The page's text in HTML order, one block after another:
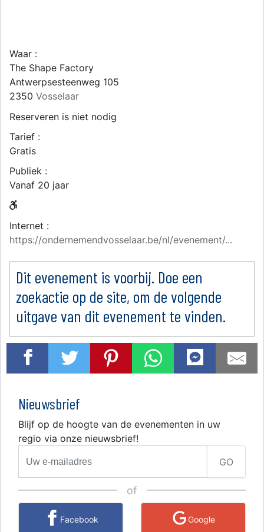
Waar :
The Shape Factory
Antwerpsesteenweg 105
2350 Vosselaar
Reserveren is niet nodig
Tarief :
Gratis
Publiek :
Vanaf 20 jaar
Internet :
https://ondernemendvosselaar.be/nl/evenement/...
Dit evenement is voorbij. Doe een
zoekactie op de site, om de volgende
uitgave van dit evenement te vinden.
Nieuwsbrief
Blijf op de hoogte van de evenementen in uw
regio via onze nieuwsbrief!
GO
of
Facebook Google